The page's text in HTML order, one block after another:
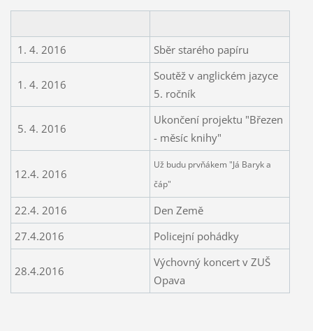
1. 4. 2016 Sběr starého papíru
1. 4. 2016
Soutěž v anglickém jazyce
5. ročník
5. 4. 2016
Ukončení projektu "Březen
- měsíc knihy"
12.4. 2016
Už budu prvňákem "Já Baryk a
čáp"
22.4. 2016
Den Země
27.4.2016
Policejní pohádky
28.4.2016
Výchovný koncert v ZUŠ
Opava